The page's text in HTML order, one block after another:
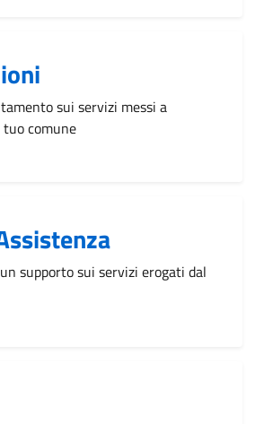
sui servizi messi a
tuo comune
supporto sui servizi erogati dal